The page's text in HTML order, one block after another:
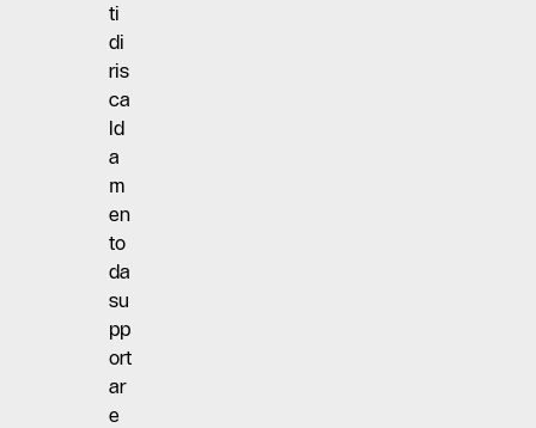
ti
di
ris
ca
ld
a
m
en
to
da
su
pp
ort
ar
e